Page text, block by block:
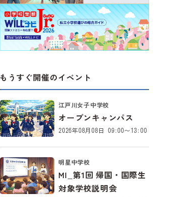
もうすぐ開催のイベント
オープンキャンパス
江戸川女子中学校
2026年08月08日 09:00～13:00
MI_第1回 帰国・国際生
対象学校説明会
明星中学校